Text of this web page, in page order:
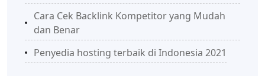
Cara Cek Backlink Kompetitor yang Mudah
dan Benar
Penyedia hosting terbaik di Indonesia 2021